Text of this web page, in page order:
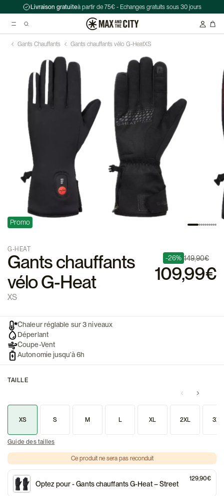
Livraison gratuiteà partir de 75€ - Echanges gratuits sous 30 jours
Recherche suggérées
Antivol chaîne Kryptonite Evolution Series 4 1090 - 90 cm
Casque Abus HUD-Y ACE
Double sacoche Porte-Bagage - Ortlieb - Back-Roller Classic
Gants Chauffants Gants chauffants vélo G-HeatXS
Promo
G-HEAT
Gants chauffants
vélo G-Heat
XS
-26% 149,90€
109,99€
Chaleur réglable sur 3 niveaux
Déperlant
Coupe-Vent
Autonomie jusqu’à 6h
TAILLE
XS S M L XL 2XL 3XL
Guide des tailles
Ce produit ne sera pas reconduit
Optez pour- Gants chauffants G-Heat – Street
129,90€